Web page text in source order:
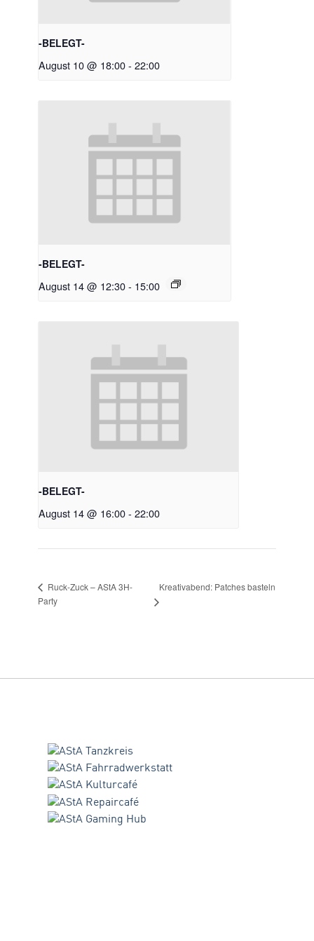
-BELEGT-
August 10 @ 18:00- 22:00
-BELEGT-
August 14 @ 12:30- 15:00
-BELEGT-
August 14 @ 16:00- 22:00
Ruck-Zuck – AStA 3H-
Party
Kreativabend: Patches basteln